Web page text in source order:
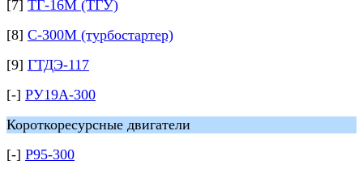
[7] ТГ-16М (ТГУ)
[8] С-300М (турбостартер)
[9] ГТДЭ-117
[-] РУ19А-300
Короткоресурсные двигатели
[-] Р95-300